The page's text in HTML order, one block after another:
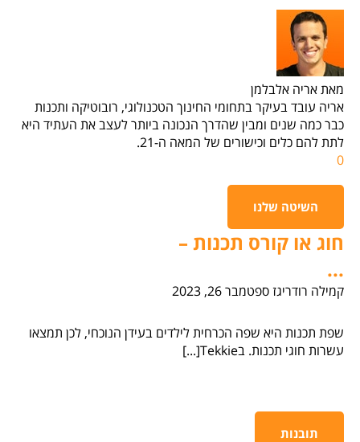
מאת אריה אלבלמן
אריה עובד בעיקר בתחומי החינוך הטכנולוגי, רובוטיקה ותכנות
כבר כמה שנים ומבין שהדרך הנכונה ביותר לעצב את העתיד היא
לתת להם כלים וכישורים של המאה ה-21.
0
השיטה שלנו
חוג או קורס תכנות –
...
קמילה רודריגזספטמבר 26, 2023
שפת תכנות היא שפה הכרחית לילדים בעידן הנוכחי, לכן תמצאו
עשרות חוגי תכנות. בTekkie[...]
תובנות